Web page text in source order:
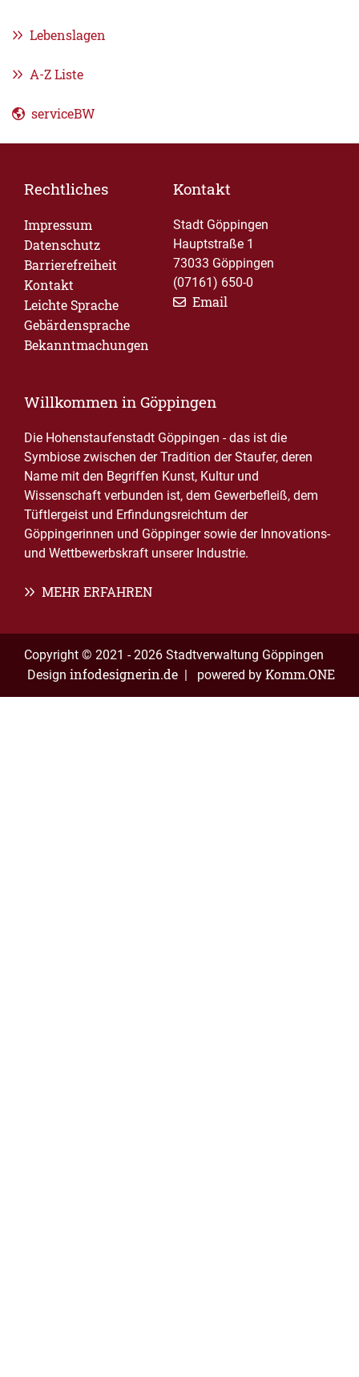
Lebenslagen
A-Z Liste
serviceBW
Rechtliches
Impressum
Datenschutz
Barrierefreiheit
Kontakt
Leichte Sprache
Gebärdensprache
Bekanntmachungen
Kontakt
Stadt Göppingen
Hauptstraße 1
73033 Göppingen
(07161) 650-0
Email
Willkommen in Göppingen
Die Hohenstaufenstadt Göppingen - das ist die
Symbiose zwischen der Tradition der Staufer, deren
Name mit den Begriffen Kunst, Kultur und
Wissenschaft verbunden ist, dem Gewerbefleiß, dem
Tüftlergeist und Erfindungsreichtum der
Göppingerinnen und Göppinger sowie der Innovations-
und Wettbewerbskraft unserer Industrie.
MEHR ERFAHREN
Copyright © 2021 - 2026 Stadtverwaltung Göppingen
Design infodesignerin.de | powered by Komm.ONE